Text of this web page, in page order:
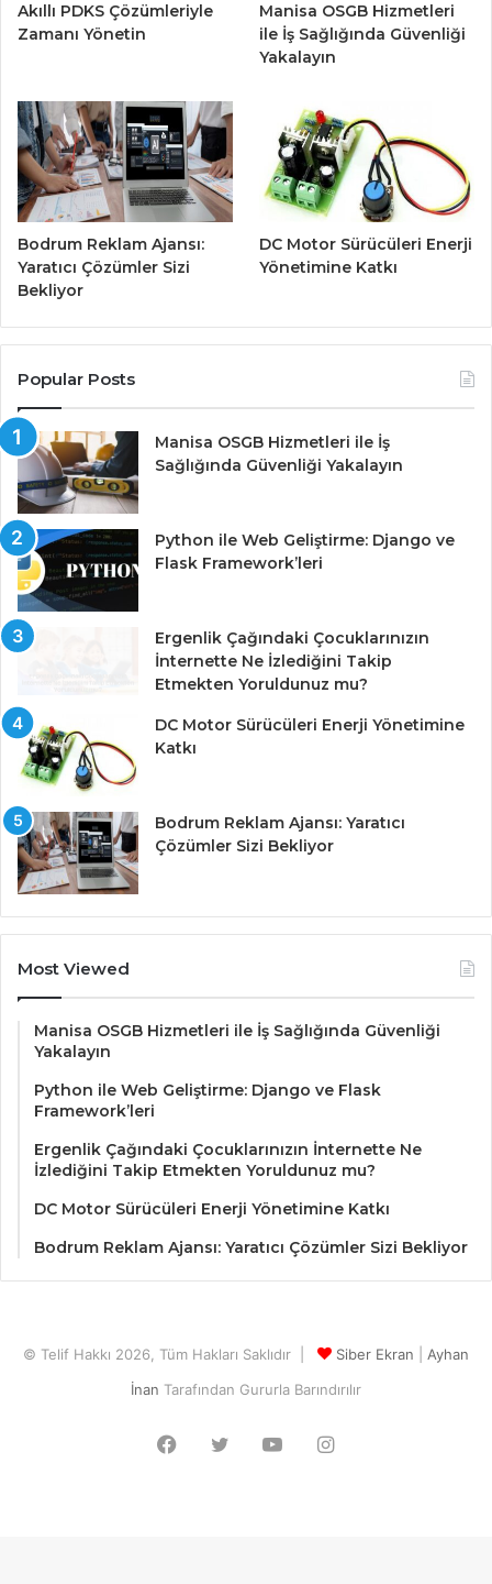
Akıllı PDKS Çözümleriyle
Zamanı Yönetin
Manisa OSGB Hizmetleri
ile İş Sağlığında Güvenliği
Yakalayın
Bodrum Reklam Ajansı:
Yaratıcı Çözümler Sizi
Bekliyor
DC Motor Sürücüleri Enerji
Yönetimine Katkı
Popular Posts
Manisa OSGB Hizmetleri ile İş
Sağlığında Güvenliği Yakalayın
Python ile Web Geliştirme: Django ve
Flask Framework’leri
Ergenlik Çağındaki Çocuklarınızın
İnternette Ne İzlediğini Takip
Etmekten Yoruldunuz mu?
DC Motor Sürücüleri Enerji Yönetimine
Katkı
Bodrum Reklam Ajansı: Yaratıcı
Çözümler Sizi Bekliyor
Most Viewed
Manisa OSGB Hizmetleri ile İş Sağlığında Güvenliği
Yakalayın
Python ile Web Geliştirme: Django ve Flask
Framework’leri
Ergenlik Çağındaki Çocuklarınızın İnternette Ne
İzlediğini Takip Etmekten Yoruldunuz mu?
DC Motor Sürücüleri Enerji Yönetimine Katkı
Bodrum Reklam Ajansı: Yaratıcı Çözümler Sizi Bekliyor
© Telif Hakkı 2026, Tüm Hakları Saklıdır | Siber Ekran
Ayhan
İnan Tarafından Gururla Barındırılır
Facebook
Twitter YouTubeInstagram